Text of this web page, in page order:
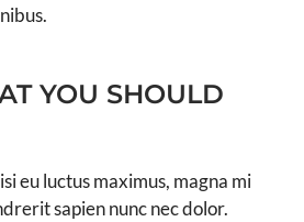
YOU SHOULD
eu luctus maximus, magna mi
sapien nunc nec dolor.